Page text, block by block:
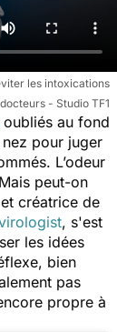
les intoxications
- Studio TF1
oubliés au fond
pour juger
L’odeur
peut-on
créatrice de
, s'est
les idées
bien
pas
propre à